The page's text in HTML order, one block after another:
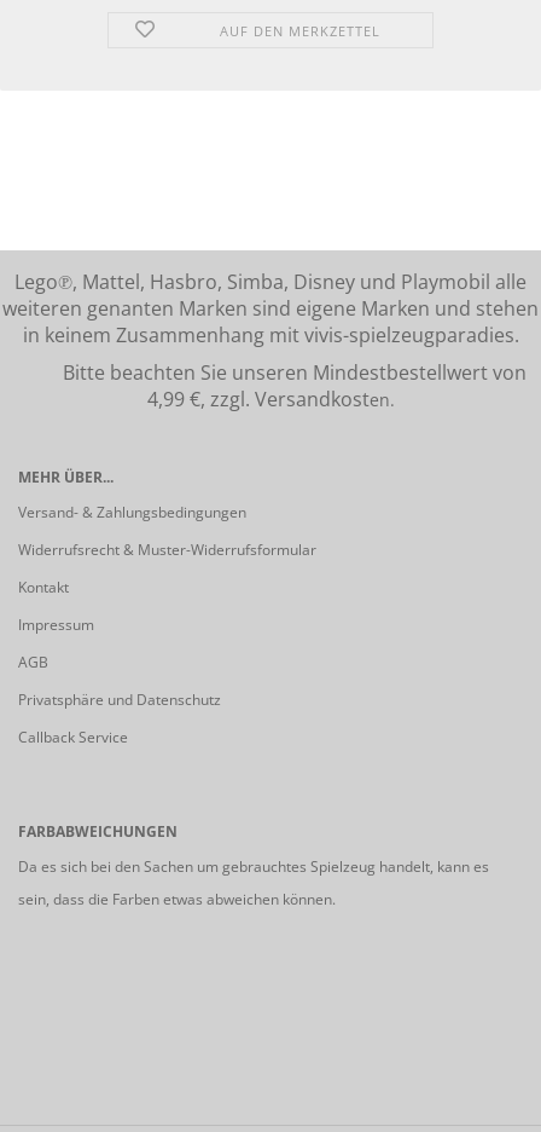
AUF DEN MERKZETTEL
Lego℗, Mattel, Hasbro, Simba, Disney und Playmobil alle
weiteren genanten Marken sind eigene Marken und stehen
in keinem Zusammenhang mit vivis-spielzeugparadies.
Bitte beachten Sie unseren Mindestbestellwert von
4,99 €, zzgl. Versandkosten.
MEHR ÜBER...
Versand- & Zahlungsbedingungen
Widerrufsrecht & Muster-Widerrufsformular
Kontakt
Impressum
AGB
Privatsphäre und Datenschutz
Callback Service
FARBABWEICHUNGEN
Da es sich bei den Sachen um gebrauchtes Spielzeug handelt, kann es
sein, dass die Farben etwas abweichen können.